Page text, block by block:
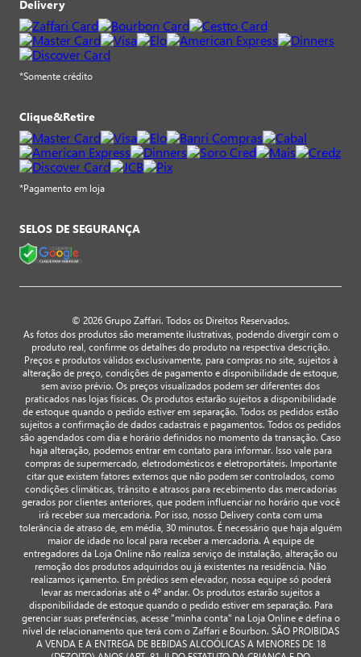
Delivery
*Somente crédito
Clique&Retire
*Pagamento em loja
SELOS DE SEGURANÇA
© 2026 Grupo Zaffari. Todos os Direitos Reservados.
As fotos dos produtos são meramente ilustrativas, podendo divergir com o
produto real, confirme os detalhes do produto na respectiva descrição.
Preços e produtos válidos exclusivamente, para compras no site, sujeitos à
alteração de preço, condições de pagamento e disponibilidade de estoque,
sem aviso prévio. Os preços visualizados podem ser diferentes dos
praticados nas lojas físicas. Os produtos estarão sujeitos a disponibilidade
de estoque quando o pedido estiver em separação. Todos os pedidos estão
sujeitos a confirmação de dados cadastrais e pagamentos. Todos os pedidos
são agendados com dia e horário definidos no momento da transação. Caso
haja alteração, podemos entrar em contato para informar. Isso vale para
compras de supermercado, eletrodomésticos e eletroportáteis. Importante
citar que existem fatores externos que não podem ser controlados, como
condições climáticas, trânsito e atrasos para recebimento das mercadorias
gerados por clientes anteriores, que podem influenciar no horário que você
irá receber sua mercadoria. Por isso, nosso Delivery conta com uma
tolerância de atraso de, em média, 30 minutos. É necessário que haja alguém
maior de idade no local para receber a mercadoria. A equipe de
entregadores da Loja Online não realiza serviço de instalação, alteração ou
remoção dos produtos adquiridos ou já existentes na residência. Não
realizamos içamento. Em prédios sem elevador, nossa equipe só poderá
levar as mercadorias até o 4º andar. Os produtos estarão sujeitos a
disponibilidade de estoque quando o pedido estiver em separação. Para
gerenciar suas preferências, acesse "minha conta" na Loja Online e defina o
nível de relacionamento que terá com o Zaffari e Bourbon. SÃO PROIBIDAS
A VENDA E A ENTREGA DE BEBIDAS ALCOÓLICAS A MENORES DE 18